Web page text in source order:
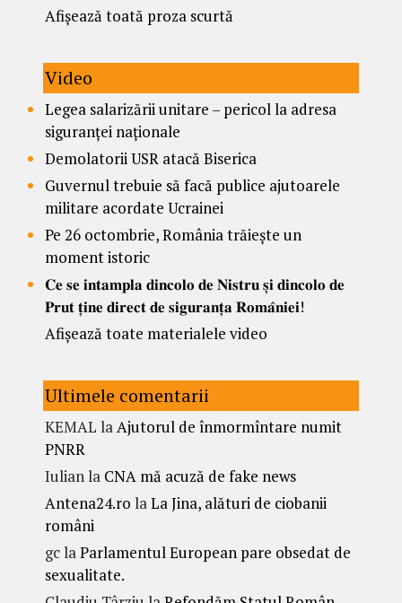
Afișează toată proza scurtă
Video
Legea salarizării unitare – pericol la adresa
siguranței naționale
Demolatorii USR atacă Biserica
Guvernul trebuie să facă publice ajutoarele
militare acordate Ucrainei
Pe 26 octombrie, România trăiește un
moment istoric
𝐂𝐞 𝐬𝐞 𝐢𝐧𝐭𝐚𝐦𝐩𝐥𝐚 𝐝𝐢𝐧𝐜𝐨𝐥𝐨 𝐝𝐞 𝐍𝐢𝐬𝐭𝐫𝐮 𝐬̦𝐢 𝐝𝐢𝐧𝐜𝐨𝐥𝐨 𝐝𝐞
𝐏𝐫𝐮𝐭 𝐭̦𝐢𝐧𝐞 𝐝𝐢𝐫𝐞𝐜𝐭 𝐝𝐞 𝐬𝐢𝐠𝐮𝐫𝐚𝐧𝐭̦𝐚 𝐑𝐨𝐦𝐚̂𝐧𝐢𝐞𝐢!
Afișează toate materialele video
Ultimele comentarii
KEMAL laAjutorul de înmormîntare numit
PNRR
Iulianla CNA mă acuză de fake news
Antena24.ro laLa Jina, alături de ciobanii
români
gclaParlamentul European pare obsedat de
sexualitate.